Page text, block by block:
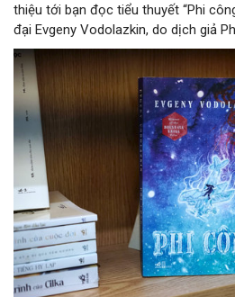
thiệu tới bạn đọc tiểu thuyết “Phi
đại Evgeny Vodolazkin, do dịch giả
ngữ. Tác phẩm được đánh giá là
Nga nổi bật nhất của thập niên 2010.